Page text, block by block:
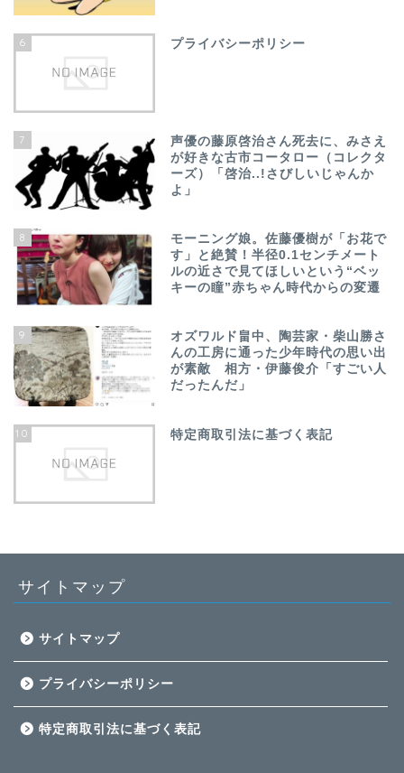
6 プライバシーポリシー
7
声優の藤原啓治さん死去に、みさえ
が好きな古市コータロー（コレクタ
ーズ）「啓治..!さびしいじゃんか
よ」
8
モーニング娘。佐藤優樹が「お花で
す」と絶賛！半径0.1センチメート
ルの近さで見てほしいという“ベッ
キーの瞳”赤ちゃん時代からの変遷
9
オズワルド畠中、陶芸家・柴山勝さ
んの工房に通った少年時代の思い出
が素敵 相方・伊藤俊介「すごい人
だったんだ」
10 特定商取引法に基づく表記
サイトマップ
サイトマップ
プライバシーポリシー
特定商取引法に基づく表記